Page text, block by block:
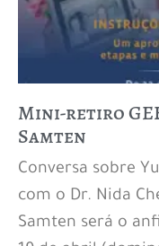
Mini-retiro
Samten
Conversa sobre
com o Dr. Nida
Samten será o